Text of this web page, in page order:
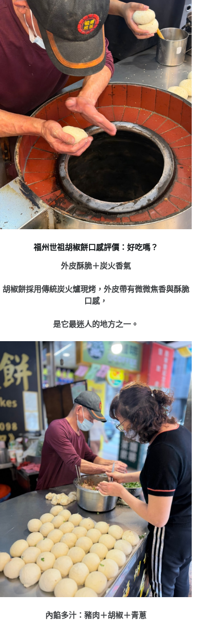
福州世祖胡椒餅口感評價：好吃嗎？
外皮酥脆＋炭火香氣
胡椒餅採用傳統炭火爐現烤，外皮帶有微微焦香與酥脆
口感，
是它最迷人的地方之一。
內餡多汁：豬肉＋胡椒＋青蔥